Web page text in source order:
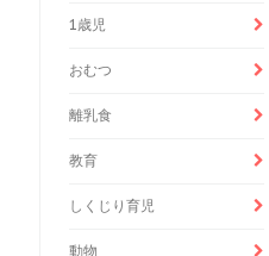
1歳児
おむつ
離乳食
教育
しくじり育児
動物